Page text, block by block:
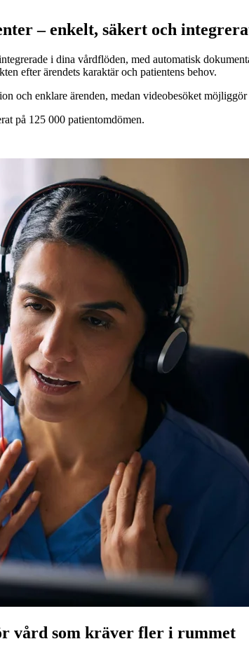
– enkelt, säkert och
i dina vårdflöden, med automatisk
efter ärendets karaktär och patientens behov.
och enklare ärenden, medan videobesöket
på 125 000 patientomdömen.
vård som kräver fler i rummet